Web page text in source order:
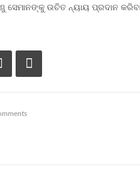
ଉଚିତ ନ୍ୟାୟ ପ୍ରଦାନ